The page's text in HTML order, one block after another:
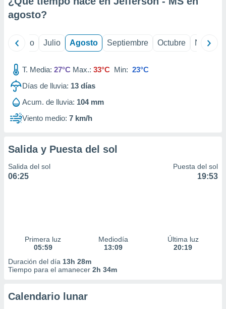
e
publicidad
publicidad
de
agosto?
Junio Julio Agosto Septiembre Octubre
T. Media: 27°C Max.: 33°C Min: 23°C
Días de lluvia: 13 días
Acum. de lluvia: 104 mm
Viento medio: 7 km/h
Salida y Puesta del sol
Salida del sol
06:25
Puesta del sol
19:53
Primera luz
05:59
Mediodía
13:09
Última luz
20:19
Duración del día 13h 28m
Tiempo para el amanecer 2h 34m
Calendario lunar